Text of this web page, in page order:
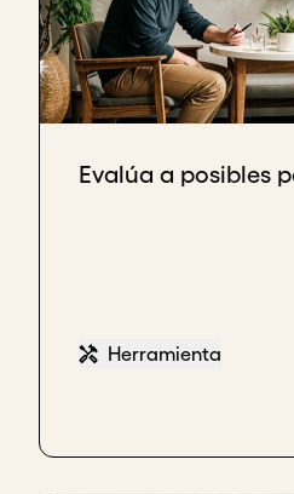
Evalúa a posibles
Herramienta